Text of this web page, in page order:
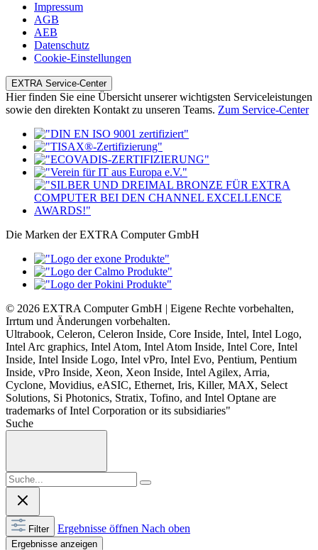
Impressum
AGB
AEB
Datenschutz
Cookie-Einstellungen
EXTRA Service-Center
Hier finden Sie eine Übersicht unserer wichtigsten Serviceleistungen
sowie den direkten Kontakt zu unseren Teams. Zum Service-Center
Die Marken der EXTRA Computer GmbH
© 2026 EXTRA Computer GmbH | Eigene Rechte vorbehalten,
Irrtum und Änderungen vorbehalten.
Ultrabook, Celeron, Celeron Inside, Core Inside, Intel, Intel Logo,
Intel Arc graphics, Intel Atom, Intel Atom Inside, Intel Core, Intel
Inside, Intel Inside Logo, Intel vPro, Intel Evo, Pentium, Pentium
Inside, vPro Inside, Xeon, Xeon Inside, Intel Agilex, Arria,
Cyclone, Movidius, eASIC, Ethernet, Iris, Killer, MAX, Select
Solutions, Si Photonics, Stratix, Tofino, and Intel Optane are
trademarks of Intel Corporation or its subsidiaries"
Suche
Filter Ergebnisse öffnen Nach oben
Ergebnisse anzeigen